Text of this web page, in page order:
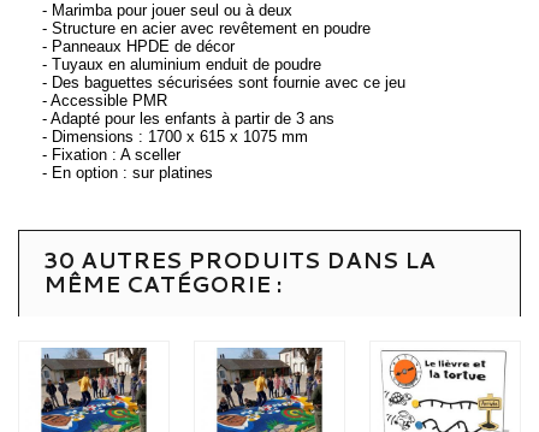
- Marimba pour jouer seul ou à deux
- Structure en acier avec revêtement en poudre
- Panneaux HPDE de décor
- Tuyaux en aluminium enduit de poudre
- Des baguettes sécurisées sont fournie avec ce jeu
- Accessible PMR
- Adapté pour les enfants à partir de 3 ans
- Dimensions : 1700 x 615 x 1075 mm
- Fixation : A sceller
- En option : sur platines
30 AUTRES PRODUITS DANS LA
MÊME CATÉGORIE :